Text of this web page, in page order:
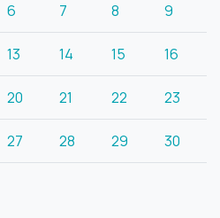
6 7 8 9
13 14 15 16
20 21 22 23
27 28 29 30